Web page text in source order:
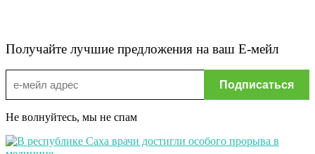
Получайте лучшие предложения на ваш Е-мейл
Не волнуйтесь, мы не спам